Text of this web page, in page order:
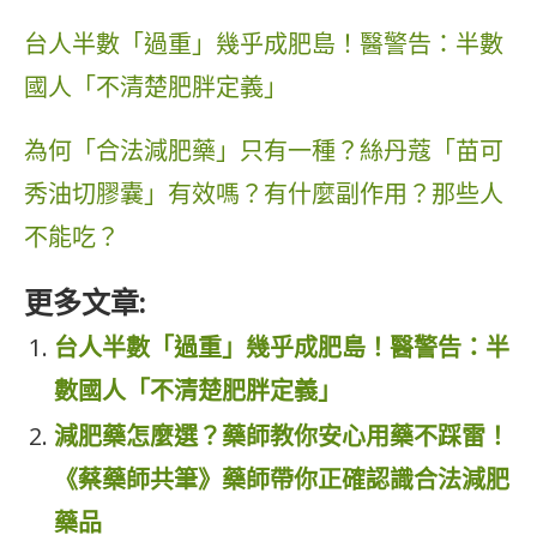
台人半數「過重」幾乎成肥島！醫警告：半數
國人「不清楚肥胖定義」
為何「合法減肥藥」只有一種？絲丹蔻「苗可
秀油切膠囊」有效嗎？有什麼副作用？那些人
不能吃？
更多文章:
台人半數「過重」幾乎成肥島！醫警告：半
數國人「不清楚肥胖定義」
減肥藥怎麼選？藥師教你安心用藥不踩雷！
《蔡藥師共筆》藥師帶你正確認識合法減肥
藥品